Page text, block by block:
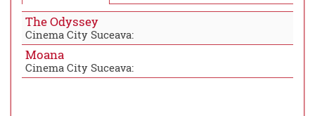
The Odyssey
Cinema City Suceava:
Moana
Cinema City Suceava: